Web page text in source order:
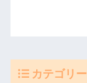
カテゴリー